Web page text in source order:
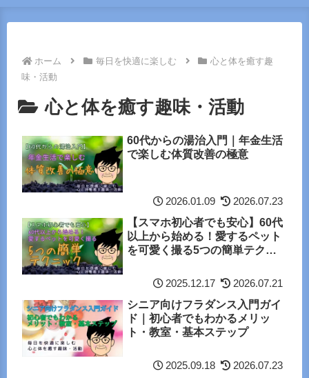
ホーム 毎日を快適に楽しむ
心と体を癒す趣
味・活動
心と体を癒す趣味・活動
60代からの湯治入門｜年金生活
で楽しむ体質改善の極意
2026.01.09 2026.07.23
【スマホ初心者でも安心】60代
以上から始める！愛するペット
を可愛く撮る5つの簡単テクニ
2025.12.17 2026.07.21
シニア向けフラダンス入門ガイ
ド｜初心者でもわかるメリッ
ト・教室・基本ステップ
2025.09.18 2026.07.23